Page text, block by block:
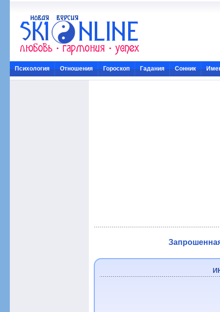
Психология Отношения Гороскоп Гадания Сонник